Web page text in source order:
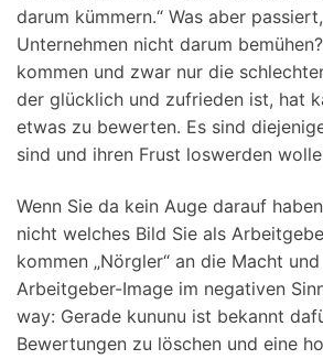
darum kümmern.“ Was aber
Unternehmen nicht darum
kommen und zwar nur die
der glücklich und zufrieden ist, hat
etwas zu bewerten. Es sind
sind und ihren Frust loswerden
Wenn Sie da kein Auge darauf
nicht welches Bild Sie als
kommen „Nörgler“ an die Macht
Arbeitgeber-Image im negativen
way: Gerade kununu ist bekannt
Bewertungen zu löschen und eine